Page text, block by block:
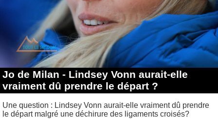
Jo de Milan - Lindsey Vonn aurait-elle
vraiment dû prendre le départ ?
Une question : Lindsey Vonn aurait-elle vraiment dû prendre
le départ malgré une déchirure des ligaments croisés?